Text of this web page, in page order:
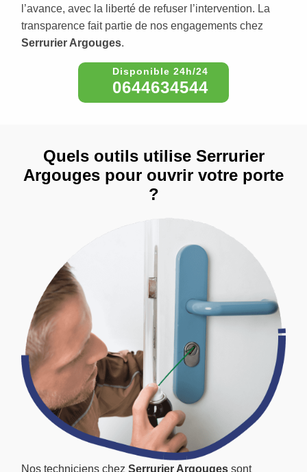
l’avance, avec la liberté de refuser l’intervention. La
transparence fait partie de nos engagements chez
Serrurier Argouges.
0644634544
Nos techniciens chez Serrurier Argouges sont
Quels outils utilise Serrurier
Argouges pour ouvrir votre porte
?